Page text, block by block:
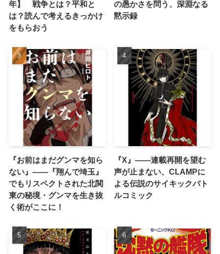
年】 戦争とは？平和と
は？読んで考えるきっかけ
をもらおう
の愚かさを問う、深淵なる
黙示録
『お前はまだグンマを知ら
ない』――『翔んで埼玉』
でもリスペクトされた北関
東の秘境・グンマを生き抜
く術がここに！
『X』——連載再開を望む
声が止まない、CLAMPに
よる伝説のサイキックバト
ルコミック